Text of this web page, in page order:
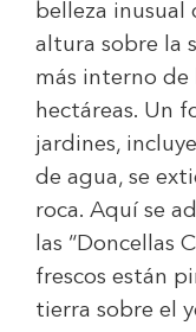
belleza inusual
altura sobre la
más interno
hectáreas. Un
jardines,
de agua, se
roca. Aquí se
las “Doncellas
frescos están
tierra sobre el